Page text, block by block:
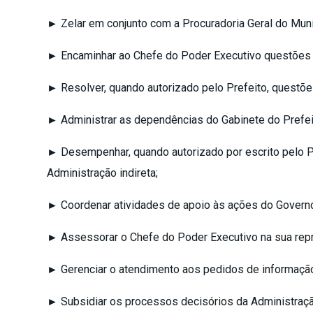
► Zelar em conjunto com a Procuradoria Geral do
► Encaminhar ao Chefe do Poder Executivo
► Resolver, quando autorizado pelo Prefeito,
► Administrar as dependências do Gabinete do
► Desempenhar, quando autorizado por escrito
Administração indireta;
► Coordenar atividades de apoio às ações do
► Assessorar o Chefe do Poder Executivo na sua
► Gerenciar o atendimento aos pedidos de
► Subsidiar os processos decisórios da